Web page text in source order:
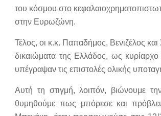
του κόσμου στο
στην Ευρωζώνη.
Τέλος, οι κ.κ. Παπαδήμος, Βενιζέλος
δικαιώματα της Ελλάδος, ως κυρίαρχο
υπέγραψαν τις επιστολές ολικής
Αυτή τη στιγμή, λοιπόν, βιώνουμε
θυμηθούμε πως μπόρεσε και